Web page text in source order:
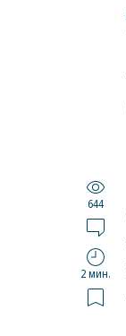
644
2 мин.